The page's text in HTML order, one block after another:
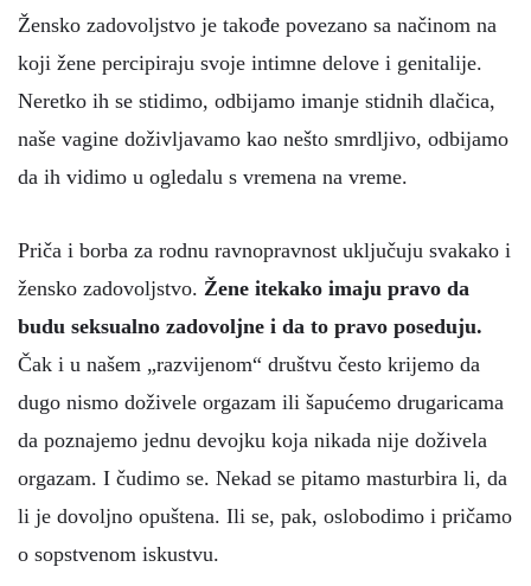
Žensko zadovoljstvo je takođe povezano sa načinom na
koji žene percipiraju svoje intimne delove i genitalije.
Neretko ih se stidimo, odbijamo imanje stidnih dlačica,
naše vagine doživljavamo kao nešto smrdljivo, odbijamo
da ih vidimo u ogledalu s vremena na vreme.
Priča i borba za rodnu ravnopravnost uključuju svakako i
žensko zadovoljstvo. Žene itekako imaju pravo da
budu seksualno zadovoljne i da to pravo poseduju.
Čak i u našem „razvijenom“ društvu često krijemo da
dugo nismo doživele orgazam ili šapućemo drugaricama
da poznajemo jednu devojku koja nikada nije doživela
orgazam. I čudimo se. Nekad se pitamo masturbira li, da
li je dovoljno opuštena. Ili se, pak, oslobodimo i pričamo
o sopstvenom iskustvu.